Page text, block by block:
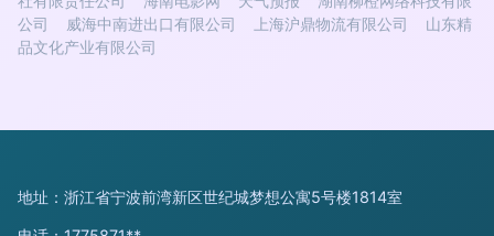
公司
威海中南进出口有限公司 上海沪鼎物流有限公司
山东精
品文化产业有限公司
地址：浙江省宁波前湾新区世纪城梦想公寓5号楼1814室